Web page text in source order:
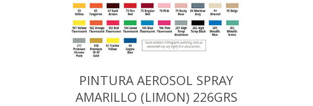
PINTURA AEROSOL SPRAY
AMARILLO (LIMON) 226GRS